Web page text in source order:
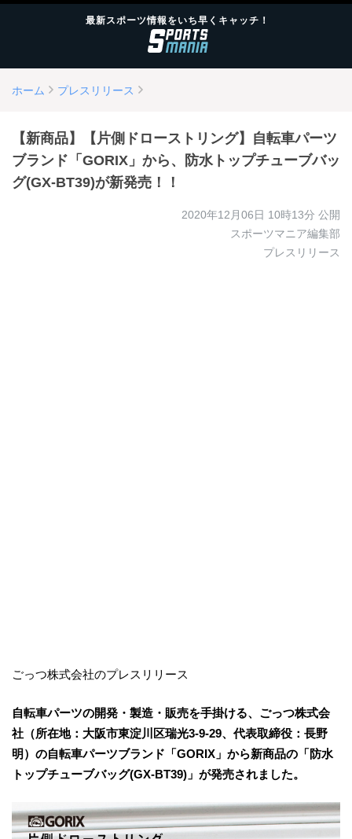
最新スポーツ情報をいち早くキャッチ！
ホーム プレスリリース
【新商品】【片側ドローストリング】自転車パーツ
ブランド「GORIX」から、防水トップチューブバッ
グ(GX-BT39)が新発売！！
2020年12月06日 10時13分 公開
スポーツマニア編集部
プレスリリース
ごっつ株式会社のプレスリリース
自転車パーツの開発・製造・販売を手掛ける、ごっつ株式会
社（所在地：大阪市東淀川区瑞光3-9-29、代表取締役：長野
明）の自転車パーツブランド「GORIX」から新商品の「防水
トップチューブバッグ(GX-BT39)」が発売されました。